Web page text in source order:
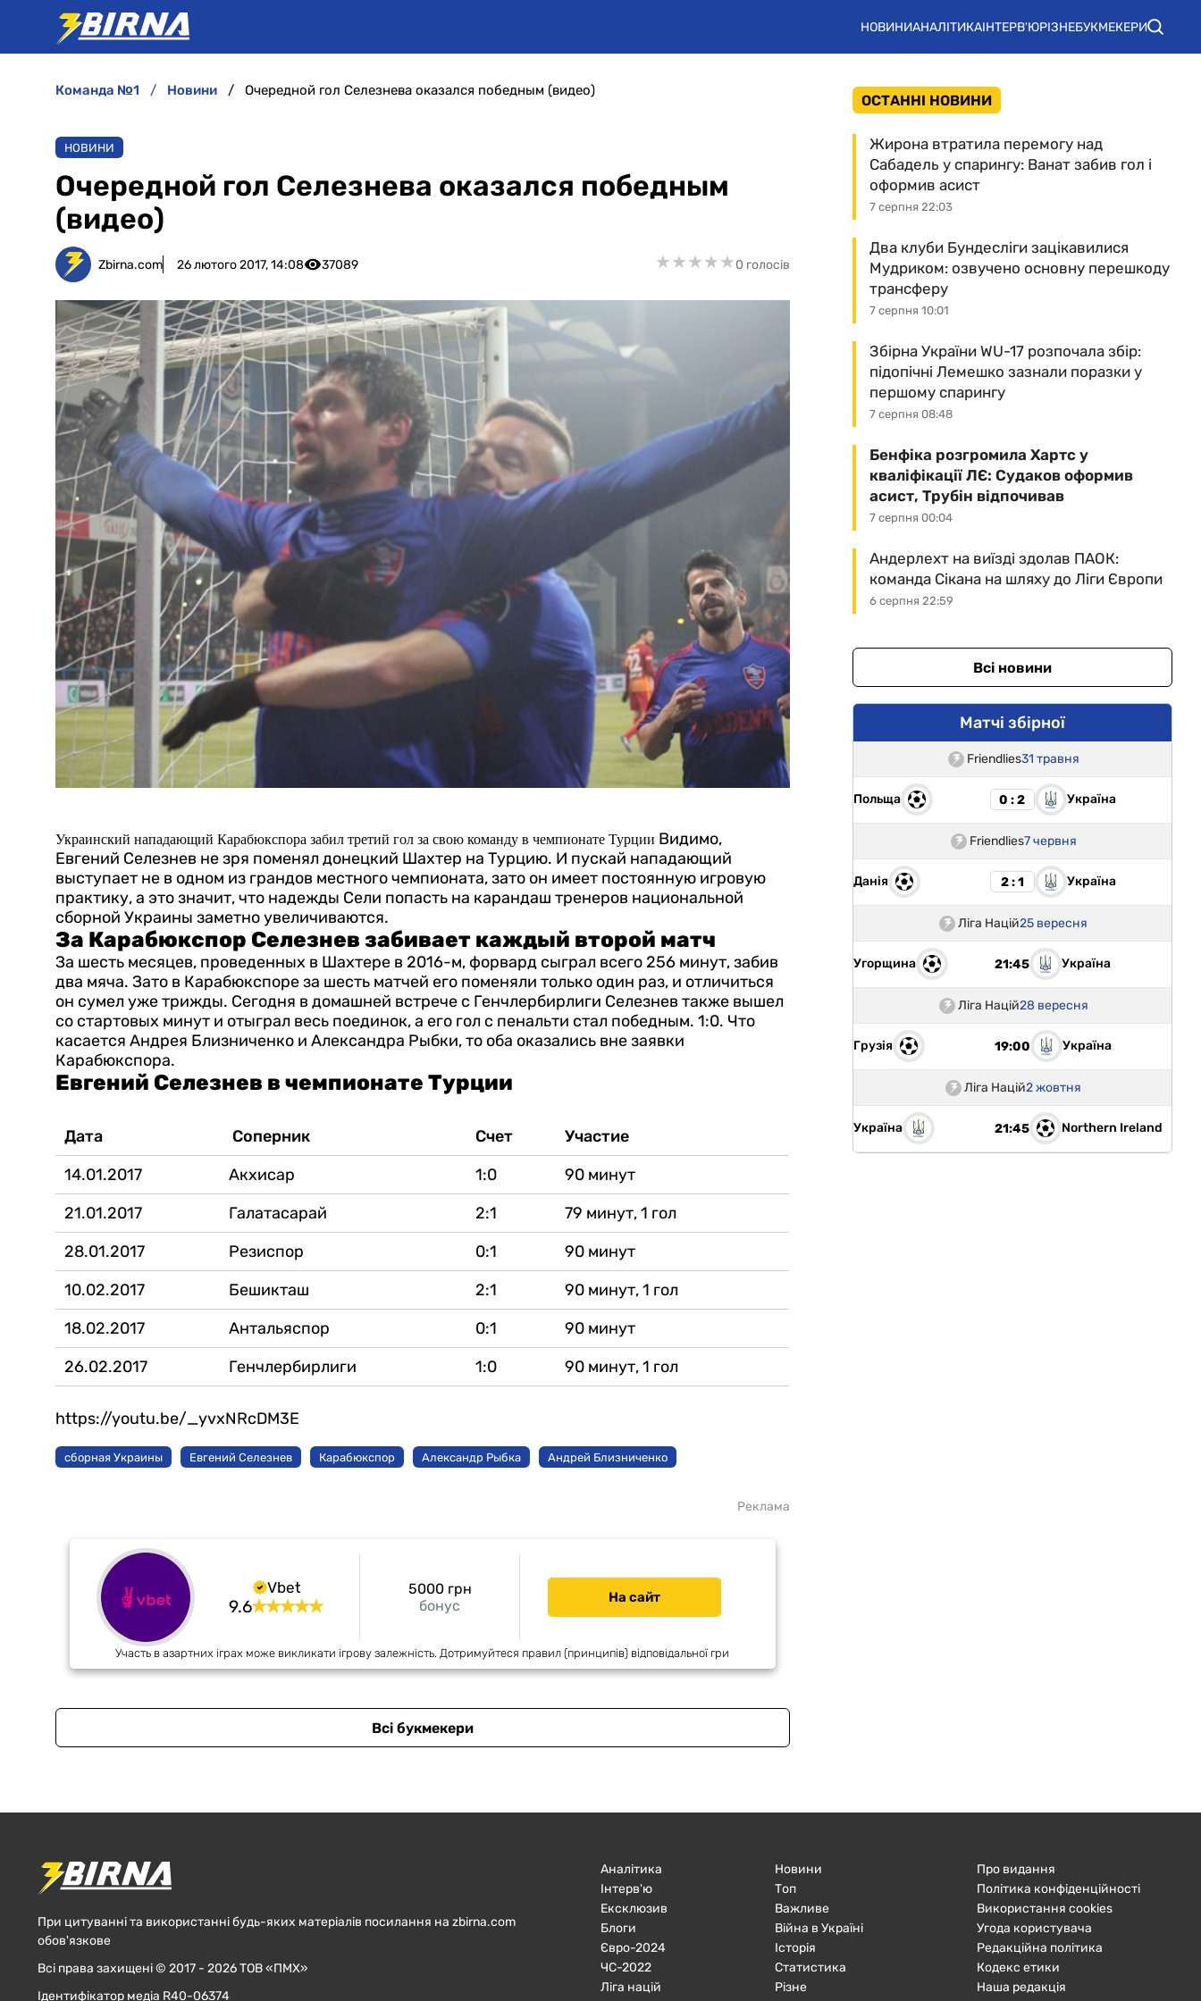
НОВИНИАНАЛІТИКАІНТЕРВ'ЮРІЗНЕБУКМЕКЕРИ
команда №1 новини Очередной гол Селезнева оказался победным (видео)
НОВИНИ
Очередной гол Селезнева оказался победным
(видео)
Zbirna.com 26 лютого 2017, 14:08 37089 ★★★★★
★★★★★0 голосів
Украинский нападающий Карабюкспора забил третий гол за свою команду в чемпионате Турции Видимо,
Евгений Селезнев не зря поменял донецкий Шахтер на Турцию. И пускай нападающий
выступает не в одном из грандов местного чемпионата, зато он имеет постоянную игровую
практику, а это значит, что надежды Сели попасть на карандаш тренеров национальной
сборной Украины заметно увеличиваются.
За Карабюкспор Селезнев забивает каждый второй матч
За шесть месяцев, проведенных в Шахтере в 2016-м, форвард сыграл всего 256 минут, забив
два мяча. Зато в Карабюкспоре за шесть матчей его поменяли только один раз, и отличиться
он сумел уже трижды. Сегодня в домашней встрече с Генчлербирлиги Селезнев также вышел
со стартовых минут и отыграл весь поединок, а его гол с пенальти стал победным. 1:0. Что
касается Андрея Близниченко и Александра Рыбки, то оба оказались вне заявки
Карабюкспора.
Евгений Селезнев в чемпионате Турции
Дата Соперник Счет
Участие
14.01.2017
Акхисар 1:0
90 минут
21.01.2017
Галатасарай 2:1
79 минут, 1 гол
28.01.2017
Резиспор 0:1
90 минут
10.02.2017
Бешикташ 2:1
90 минут, 1 гол
18.02.2017
Антальяспор 0:1
90 минут
26.02.2017
Генчлербирлиги 1:0 90 минут, 1 гол
https://youtu.be/_yvxNRcDM3E
сборная Украины Евгений Селезнев Карабюкспор Александр Рыбка Андрей Близниченко
Реклама
Vbet
9.6 бонус
5000 грн На сайт
Участь в азартних іграх може викликати ігрову залежність. Дотримуйтеся правил (принципів) відповідальної гри
Всі букмекери
ОСТАННІ НОВИНИ
7 серпня 22:03
Жирона втратила перемогу над
Сабадель у спарингу: Ванат забив гол і
оформив асист
7 серпня 10:01
Два клуби Бундесліги зацікавилися
Мудриком: озвучено основну перешкоду
трансферу
7 серпня 08:48
Збірна України WU-17 розпочала збір:
підопічні Лемешко зазнали поразки у
першому спарингу
7 серпня 00:04
Бенфіка розгромила Хартс у
кваліфікації ЛЄ: Судаков оформив
асист, Трубін відпочивав
6 серпня 22:59
Андерлехт на виїзді здолав ПАОК:
команда Сікана на шляху до Ліги Європи
Всі новини
Матчі збірної
Friendlies31 травня
Польща 0 : 2 Україна
Friendlies7 червня
Данія 2 : 1 Україна
Ліга Націй25 вересня
Угорщина 21:45 Україна
Ліга Націй28 вересня
Грузія 19:00 Україна
Ліга Націй2 жовтня
Україна 21:45 Northern Ireland
При цитуванні та використанні будь-яких матеріалів посилання на zbirna.com
обов'язкове
Всі права захищені © 2017 - 2026 ТОВ «ПМХ»
Ідентифікатор медіа R40-06374
Аналітика
Інтерв'ю
Ексклюзив
Блоги
Євро-2024
ЧC-2022
Ліга націй
Новини
Топ
Важливе
Війна в Україні
Історія
Статистика
Різне
Про видання
Політика конфіденційності
Використання cookies
Угода користувача
Редакційна політика
Кодекс етики
Наша редакція